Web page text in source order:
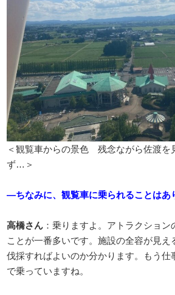
＜観覧車からの景色 残念ながら佐渡を
ず…＞
―ちなみに、観覧車に乗られることはあ
高橋さん ：乗りますよ。アトラクショ
ことが一番多いです。施設の全容が見え
伐採すればよいのか分かります。もう仕
で乗っていますね。